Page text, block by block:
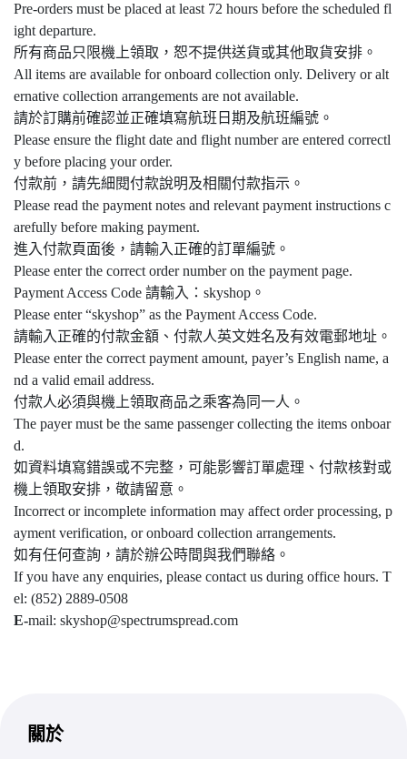
Pre-orders must be placed at least 72 hours before the scheduled fl
ight departure.
所有商品只限機上領取，恕不提供送貨或其他取貨安排。
All items are available for onboard collection only. Delivery or alt
ernative collection arrangements are not available.
請於訂購前確認並正確填寫航班日期及航班編號。
Please ensure the flight date and flight number are entered correctl
y before placing your order.
付款前，請先細閱付款說明及相關付款指示。
Please read the payment notes and relevant payment instructions c
arefully before making payment.
進入付款頁面後，請輸入正確的訂單編號。
Please enter the correct order number on the payment page.
Payment Access Code 請輸入：skyshop。
Please enter “skyshop” as the Payment Access Code.
請輸入正確的付款金額、付款人英文姓名及有效電郵地址。
Please enter the correct payment amount, payer’s English name, a
nd a valid email address.
付款人必須與機上領取商品之乘客為同一人。
The payer must be the same passenger collecting the items onboar
d.
如資料填寫錯誤或不完整，可能影響訂單處理、付款核對或
機上領取安排，敬請留意。
Incorrect or incomplete information may affect order processing, p
ayment verification, or onboard collection arrangements.
如有任何查詢，請於辦公時間與我們聯絡。
If you have any enquiries, please contact us during office hours. T
el: (852) 2889-0508
E-mail: skyshop@spectrumspread.com
關於